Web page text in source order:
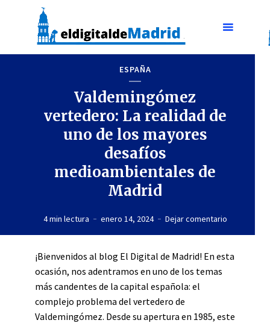
ESPAÑA
Valdemingómez
vertedero: La realidad de
uno de los mayores
desafíos
medioambientales de
Madrid
4 min lectura enero 14, 2024 Dejar comentario
¡Bienvenidos al blog El Digital de Madrid! En esta
ocasión, nos adentramos en uno de los temas
más candentes de la capital española: el
complejo problema del vertedero de
Valdemingómez. Desde su apertura en 1985, este